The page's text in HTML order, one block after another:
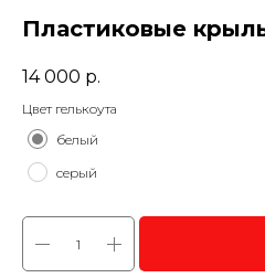
Пластиковые
14 000 р.
Цвет гелькоута
белый
серый